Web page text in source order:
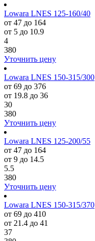
Lowara LNES 125-160/40
от 47 до 164
от 5 до 10.9
4
380
Уточнить цену
Lowara LNES 150-315/300
от 69 до 376
от 19.8 до 36
30
380
Уточнить цену
Lowara LNES 125-200/55
от 47 до 164
от 9 до 14.5
5.5
380
Уточнить цену
Lowara LNES 150-315/370
от 69 до 410
от 21.4 до 41
37